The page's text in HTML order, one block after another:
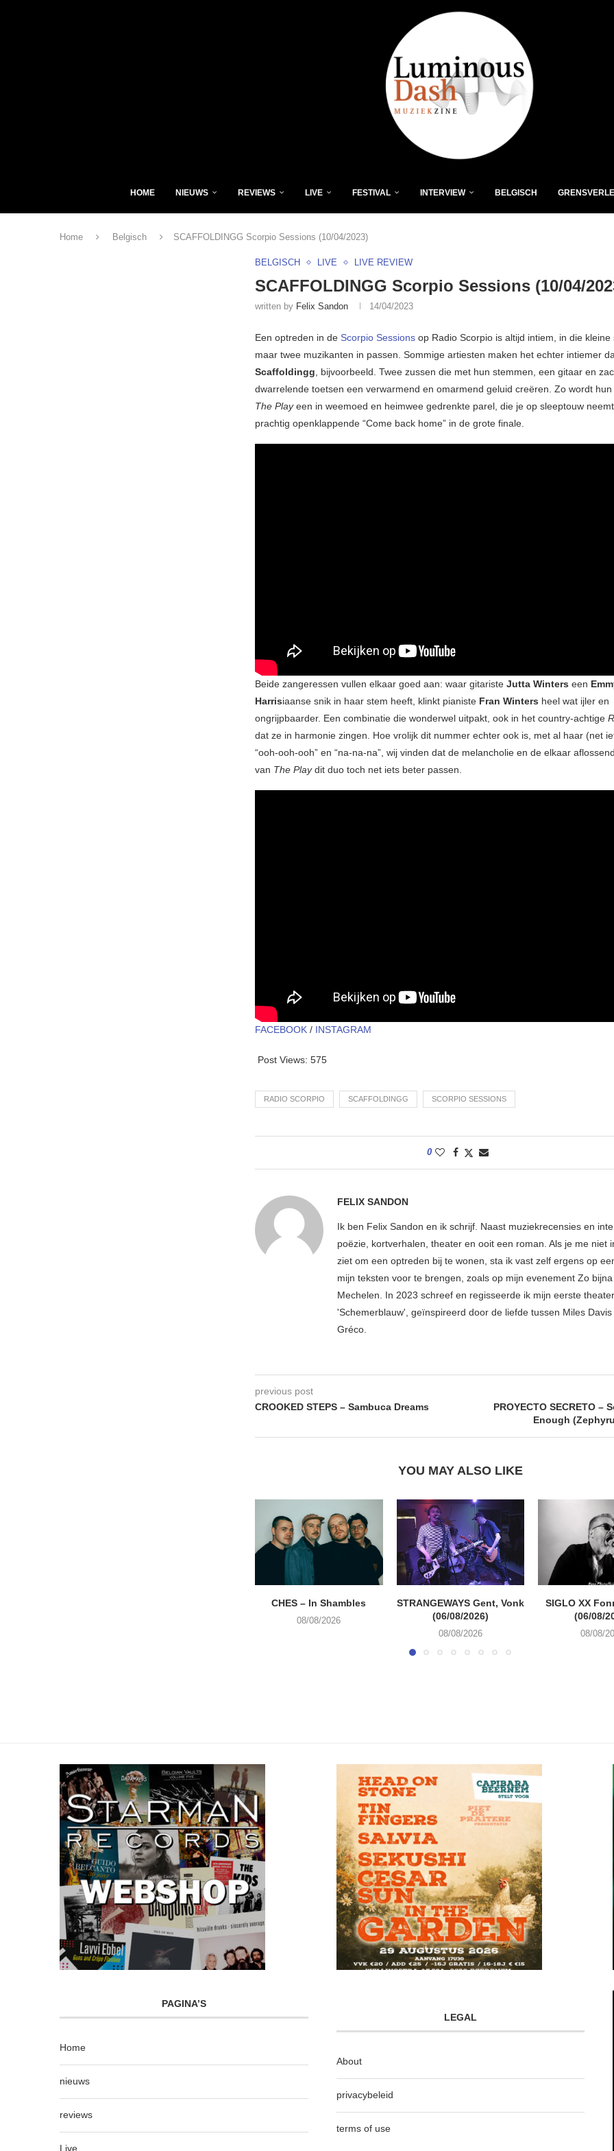
HOME NIEUWS REVIEWS LIVE FESTIVAL INTERVIEW BELGISCH
Home Belgisch SCAFFOLDINGG Scorpio Sessions (10/04/2023)
BELGISCH LIVE LIVE REVIEW
SCAFFOLDINGG Scorpio Sessions (10/04/
written by Felix Sandon 14/04/2023
Een optreden in de Scorpio Sessions op Radio Scorpio is altijd intiem, in die kleine
maar twee muzikanten in passen. Sommige artiesten maken het echter intiemer
Scaffoldingg, bijvoorbeeld. Twee zussen die met hun stemmen, een gitaar en
dwarrelende toetsen een verwarmend en omarmend geluid creëren. Zo wordt
The Playeen in weemoed en heimwee gedrenkte parel, die je op sleeptouw
prachtig openklappende “Come back home” in de grote finale.
Beide zangeressen vullen elkaar goed aan: waar gitariste Jutta Winters een
Harrisiaanse snik in haar stem heeft, klinkt pianiste Fran Winters heel wat ijler en
ongrijpbaarder. Een combinatie die wonderwel uitpakt, ook in het country-achtige
dat ze in harmonie zingen. Hoe vrolijk dit nummer echter ook is, met al haar (net
“ooh-ooh-ooh” en “na-na-na”, wij vinden dat de melancholie en de elkaar
van The Playdit duo toch net iets beter passen.
FACEBOOK / INSTAGRAM
Post Views: 575
RADIO SCORPIO SCAFFOLDINGG SCORPIO SESSIONS
0
FELIX SANDON
Ik ben Felix Sandon en ik schrijf. Naast muziekrecensies en
poëzie, kortverhalen, theater en ooit een roman. Als je me niet
ziet om een optreden bij te wonen, sta ik vast zelf ergens op
mijn teksten voor te brengen, zoals op mijn evenement Zo
Mechelen. In 2023 schreef en regisseerde ik mijn eerste
'Schemerblauw', geïnspireerd door de liefde tussen Miles
Gréco.
previous post
CROOKED STEPS – Sambuca Dreams
PROYECTO SECRETO –
Enough
YOU MAY ALSO LIKE
CHES – In Shambles
08/08/2026
STRANGEWAYS Gent, Vonk
(06/08/2026)
08/08/2026
SIGLO XX
(06/08/
08/08/
PAGINA’S
Home
nieuws
reviews
Live
LEGAL
About
privacybeleid
terms of use